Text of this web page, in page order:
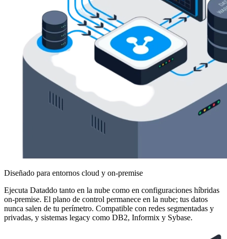
Diseñado para entornos cloud y on-premise
Ejecuta Dataddo tanto en la nube como en configuraciones híbridas
on-premise. El plano de control permanece en la nube; tus datos
nunca salen de tu perímetro. Compatible con redes segmentadas y
privadas, y sistemas legacy como DB2, Informix y Sybase.